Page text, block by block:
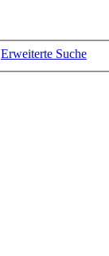
Erweiterte Suche